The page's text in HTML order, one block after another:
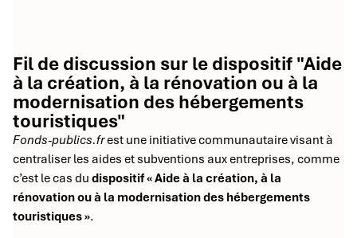
Fil de discussion sur le dispositif "Aide
à la création, à la rénovation ou à la
modernisation des hébergements
touristiques"
Fonds-publics.frest une initiative communautaire visant à
centraliser les aides et subventions aux entreprises, comme
c’est le cas du dispositif « Aide à la création, à la
rénovation ou à la modernisation des hébergements
touristiques ».